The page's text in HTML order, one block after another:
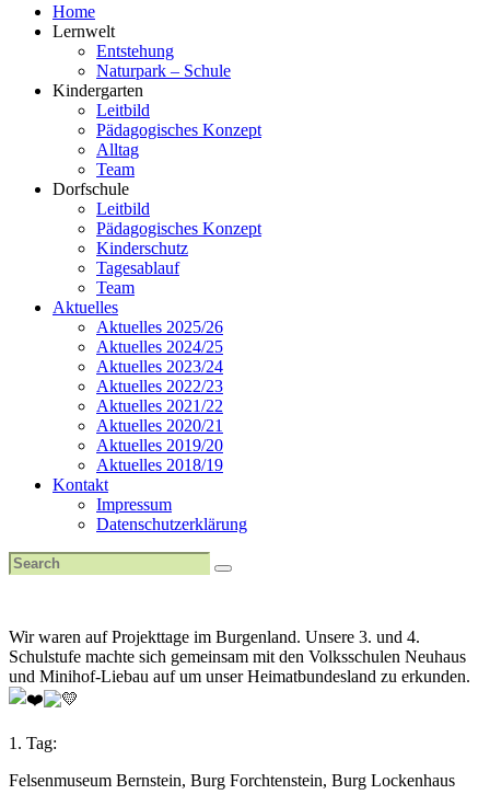
Home
Lernwelt
Entstehung
Naturpark – Schule
Kindergarten
Leitbild
Pädagogisches Konzept
Alltag
Team
Dorfschule
Leitbild
Pädagogisches Konzept
Kinderschutz
Tagesablauf
Team
Aktuelles
Aktuelles 2025/26
Aktuelles 2024/25
Aktuelles 2023/24
Aktuelles 2022/23
Aktuelles 2021/22
Aktuelles 2020/21
Aktuelles 2019/20
Aktuelles 2018/19
Kontakt
Impressum
Datenschutzerklärung
Wir waren auf Projekttage im Burgenland. Unsere 3. und 4.
Schulstufe machte sich gemeinsam mit den Volksschulen Neuhaus
und Minihof-Liebau auf um unser Heimatbundesland zu erkunden.
1. Tag:
Felsenmuseum Bernstein, Burg Forchtenstein, Burg Lockenhaus